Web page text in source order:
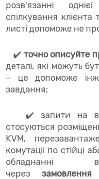
розв'язанні
спілкування
листі допоможе не
✔️ точно описуйте
деталі, які можуть
– це допоможе
завдання;
✔️ запити на
стосуються
KVM,
комутації по стійці
обладнанні
через